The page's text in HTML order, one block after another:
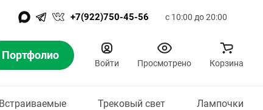
+7(922)750-45-56 с 10:00 до 20:00
Портфолио
Войти Просмотрено Корзина
Встраиваемые Трековый свет Лампочки